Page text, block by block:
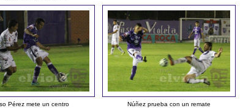
Pérez mete un centro Núñez prueba con un remate